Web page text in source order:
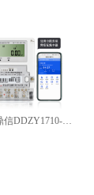
智能电能表
信DDZY1710-Z型单